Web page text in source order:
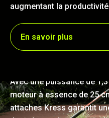
augmentant la
En savoir plus
Avec une puissance de
moteur à essence de 25
attaches Kress garantit